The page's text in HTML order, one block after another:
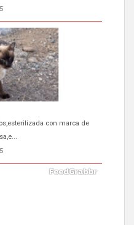
GRAN CANARIA
callejeros de la zona los